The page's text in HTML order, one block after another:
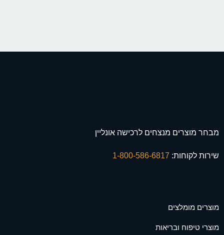
מבחר מוצרים מנצחים לרכישה אונליין
שירות לקוחות:
מוצרים מומלצים
מוצרי טיפוח ובריאות